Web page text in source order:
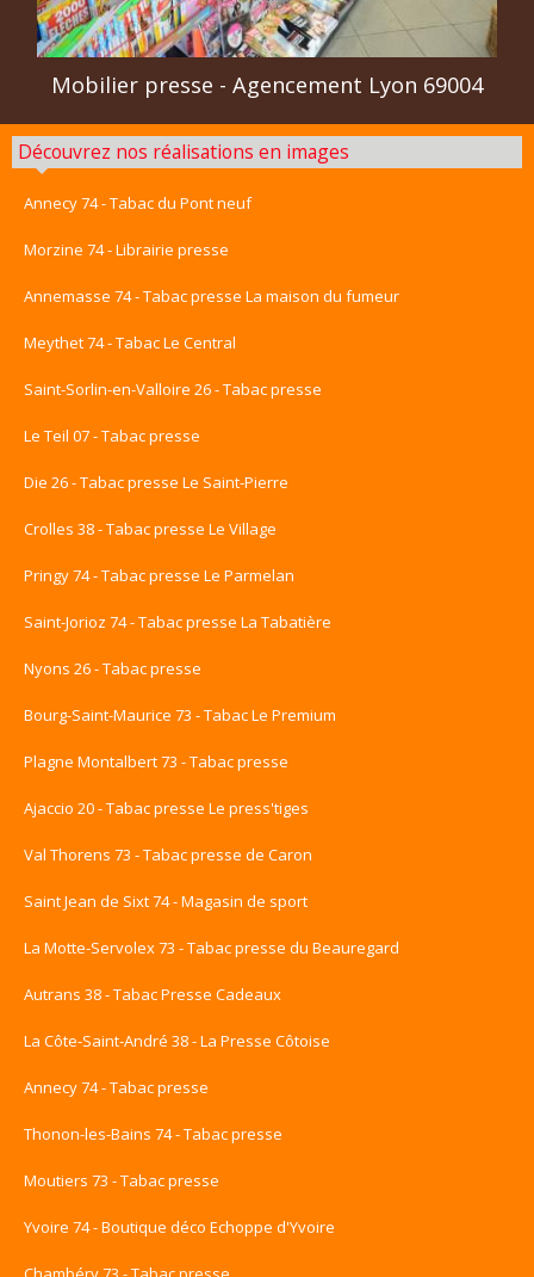
Mobilier presse - Agencement Lyon 69004
Découvrez nos réalisations en images
Annecy 74 - Tabac du Pont neuf
Morzine 74 - Librairie presse
Annemasse 74 - Tabac presse La maison du fumeur
Meythet 74 - Tabac Le Central
Saint-Sorlin-en-Valloire 26 - Tabac presse
Le Teil 07 - Tabac presse
Die 26 - Tabac presse Le Saint-Pierre
Crolles 38 - Tabac presse Le Village
Pringy 74 - Tabac presse Le Parmelan
Saint-Jorioz 74 - Tabac presse La Tabatière
Nyons 26 - Tabac presse
Bourg-Saint-Maurice 73 - Tabac Le Premium
Plagne Montalbert 73 - Tabac presse
Ajaccio 20 - Tabac presse Le press'tiges
Val Thorens 73 - Tabac presse de Caron
Saint Jean de Sixt 74 - Magasin de sport
La Motte-Servolex 73 - Tabac presse du Beauregard
Autrans 38 - Tabac Presse Cadeaux
La Côte-Saint-André 38 - La Presse Côtoise
Annecy 74 - Tabac presse
Thonon-les-Bains 74 - Tabac presse
Moutiers 73 - Tabac presse
Yvoire 74 - Boutique déco Echoppe d'Yvoire